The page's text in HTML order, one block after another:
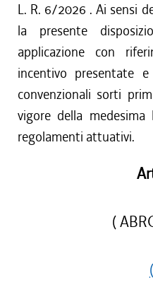
L. R. 6/2026 . Ai sensi
la presente
applicazione con
incentivo presentate
convenzionali sorti
vigore della
regolamenti attuativi.
(